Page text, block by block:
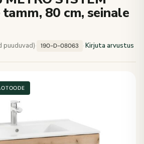
80 cm, seinale
puuduvad)· 190-D-08063 ·Kirjuta arvustus